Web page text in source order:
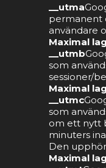
__utma
permanent
användare
Maximal
__utmb
som
sessioner/
Maximal
__utmc
som
om ett nytt
minuters
Den
Maximal